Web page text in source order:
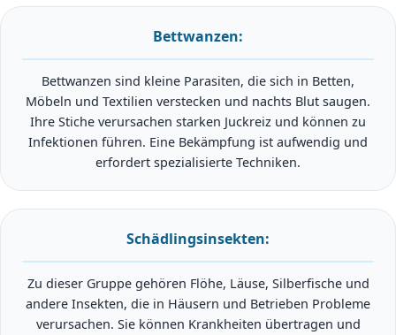
Bettwanzen:
Bettwanzen sind kleine Parasiten, die sich in Betten,
Möbeln und Textilien verstecken und nachts Blut saugen.
Ihre Stiche verursachen starken Juckreiz und können zu
Infektionen führen. Eine Bekämpfung ist aufwendig und
erfordert spezialisierte Techniken.
Schädlingsinsekten:
Zu dieser Gruppe gehören Flöhe, Läuse, Silberfische und
andere Insekten, die in Häusern und Betrieben Probleme
verursachen. Sie können Krankheiten übertragen und